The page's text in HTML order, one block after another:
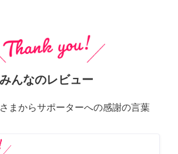
みんなのレビュー
まからサポーターへの感謝の言葉